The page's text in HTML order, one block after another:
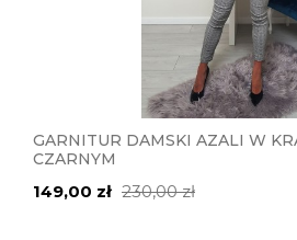
KLASYCZNY GARNITUR DAMSKI
MARYNARKA + SPODNIE - BIAŁY
230,00 zł 299,00 zł